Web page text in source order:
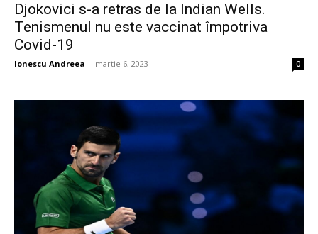
Djokovici s-a retras de la Indian Wells.
Tenismenul nu este vaccinat împotriva
Covid-19
Ionescu Andreea - martie 6, 2023 0